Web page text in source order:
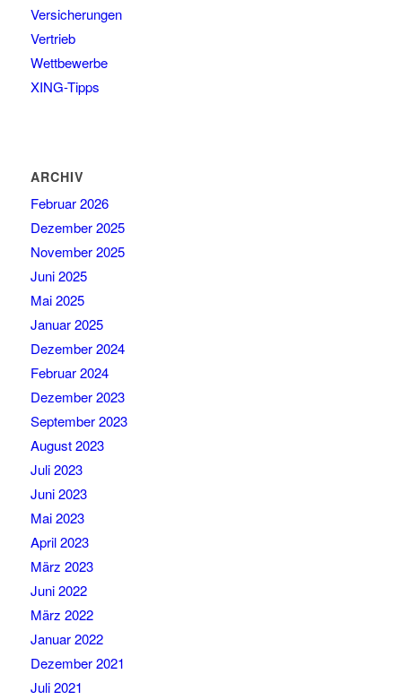
Versicherungen
Vertrieb
Wettbewerbe
XING-Tipps
ARCHIV
Februar 2026
Dezember 2025
November 2025
Juni 2025
Mai 2025
Januar 2025
Dezember 2024
Februar 2024
Dezember 2023
September 2023
August 2023
Juli 2023
Juni 2023
Mai 2023
April 2023
März 2023
Juni 2022
März 2022
Januar 2022
Dezember 2021
Juli 2021